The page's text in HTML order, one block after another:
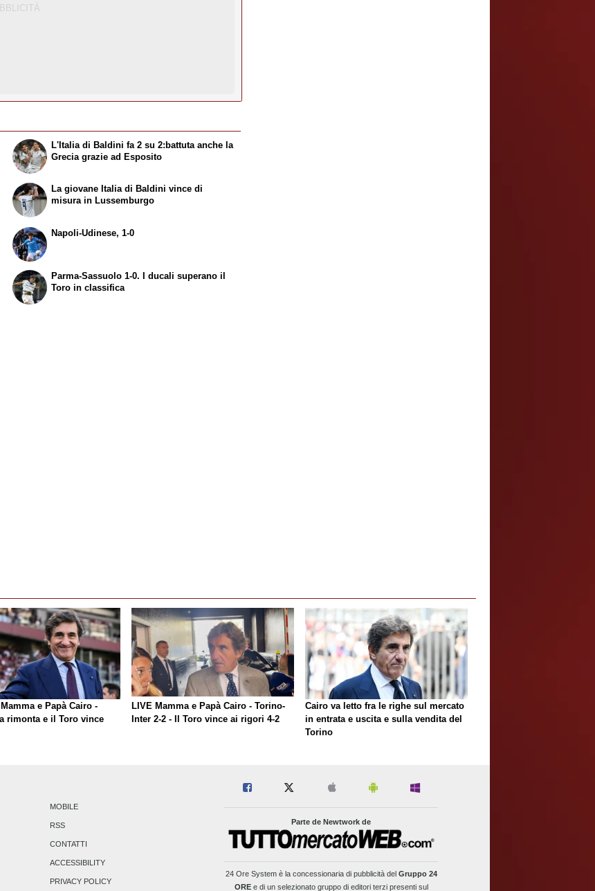
L'Italia di Baldini fa 2 su 2:battuta anche la
Grecia grazie ad Esposito
La giovane Italia di Baldini vince di
misura in Lussemburgo
Napoli-Udinese, 1-0
Parma-Sassuolo 1-0. I ducali superano il
Toro in classifica
e Papà Cairo -
rimonta e il Toro vince
LIVE Mamma e Papà Cairo - Torino-
Inter 2-2 - Il Toro vince ai rigori 4-2
Cairo va letto fra le righe sul mercato
in entrata e uscita e sulla vendita del
Torino
MOBILE
RSS
CONTATTI
ACCESSIBILITY
PRIVACY POLICY
Parte de Newtwork de
24 Ore Systemè la concessionaria di pubblicità del Gruppo 24
OREe di un selezionato gruppo di editori terzi presenti sul